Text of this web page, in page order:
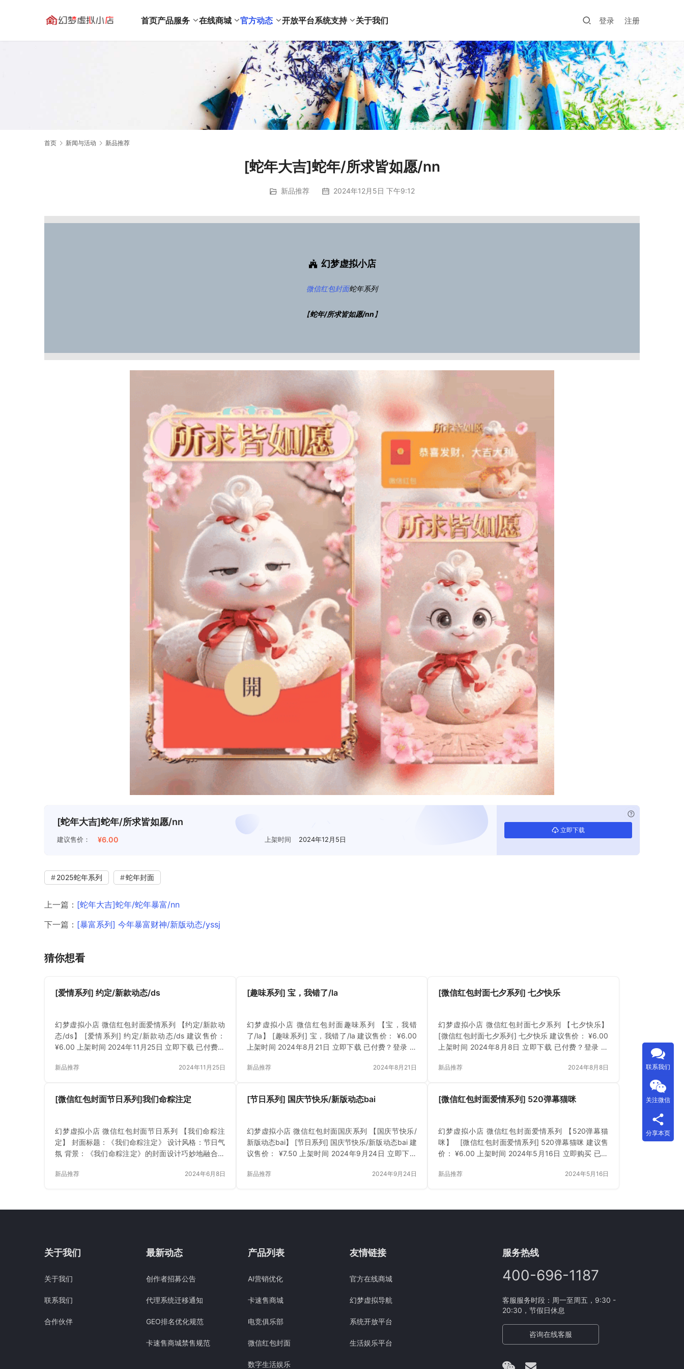
首页产品服务 在线商城 官方动态 开放平台系统支持 关于我们 登录 注册
首页 新闻与活动 新品推荐
[蛇年大吉]蛇年/所求皆如愿/nn
新品推荐 2024年12月5日 下午9:12
幻梦虚拟小店
微信红包封面蛇年系列
【蛇年/所求皆如愿/nn 】
[蛇年大吉]蛇年/所求皆如愿/nn
建议售价： ¥6.00 上架时间 2024年12月5日
立即下载
2025蛇年系列 蛇年封面
上一篇： [蛇年大吉]蛇年/蛇年暴富/nn
下一篇： [暴富系列] 今年暴富财神/新版动态/yssj
猜你想看
[爱情系列] 约定/新款动态/ds
幻梦虚拟小店 微信红包封面爱情系列 【约定/新款动
态/ds】 [爱情系列] 约定/新款动态/ds 建议售价：
¥6.00 上架时间 2024年11月25日 立即下载 已付费？
新品推荐 2024年11月25日
[趣味系列] 宝，我错了/la
幻梦虚拟小店 微信红包封面趣味系列 【宝，我错
了/la】 [趣味系列] 宝，我错了/la 建议售价： ¥6.00
上架时间 2024年8月21日 立即下载 已付费？登录 或
新品推荐 2024年8月21日
[微信红包封面七夕系列] 七夕快乐
幻梦虚拟小店 微信红包封面七夕系列 【七夕快乐】
[微信红包封面七夕系列] 七夕快乐 建议售价： ¥6.00
上架时间 2024年8月8日 立即下载 已付费？登录 或
新品推荐 2024年8月8日
[微信红包封面节日系列]我们命粽注定
幻梦虚拟小店 微信红包封面节日系列 【我们命粽注
定】 封面标题：《我们命粽注定》 设计风格：节日气
氛 背景：《我们命粽注定》的封面设计巧妙地融合了
题，展现了一个既富有节日氛围又充满浪漫情感的故
艳，寓意着端午节的传统习俗和美食文化。 [微信红包
新品推荐 2024年6月8日
[节日系列] 国庆节快乐/新版动态bai
幻梦虚拟小店 微信红包封面国庆系列 【国庆节快乐/
新版动态bai】 [节日系列] 国庆节快乐/新版动态bai 建
议售价： ¥7.50 上架时间 2024年9月24日 立即下载
新品推荐 2024年9月24日
[微信红包封面爱情系列] 520弹幕猫咪
幻梦虚拟小店 微信红包封面爱情系列 【520弹幕猫
咪】 [微信红包封面爱情系列] 520弹幕猫咪 建议售
价： ¥6.00 上架时间 2024年5月16日 立即购买 已付
新品推荐 2024年5月16日
关于我们
关于我们
联系我们
合作伙伴
最新动态
创作者招募公告
代理系统迁移通知
GEO排名优化规范
卡速售商城禁售规范
产品列表
AI营销优化
卡速售商城
电竞俱乐部
微信红包封面
数字生活娱乐
友情链接
官方在线商城
幻梦虚拟导航
系统开放平台
生活娱乐平台
服务热线
400-696-1187
客服服务时段：周一至周五，9:30 -
20:30，节假日休息
咨询在线客服
联系我们
关注微信
分享本页